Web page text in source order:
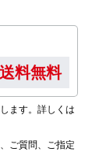
送料無料
ます。詳しくは
ご質問、ご指定